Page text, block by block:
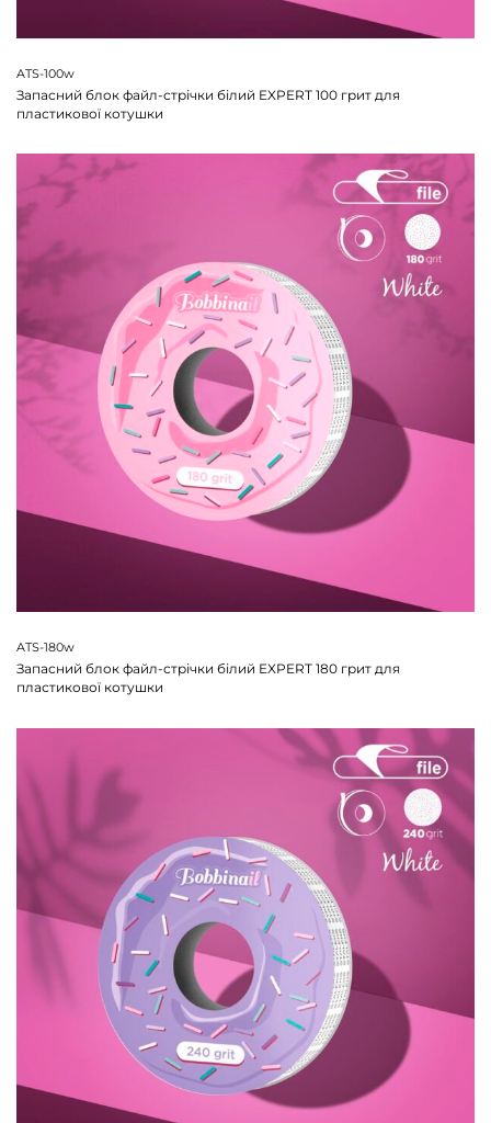
ATS-100w
Запасний блок файл-стрічки білий EXPERT 100 грит для
пластикової котушки
ATS-180w
Запасний блок файл-стрічки білий EXPERT 180 грит для
пластикової котушки